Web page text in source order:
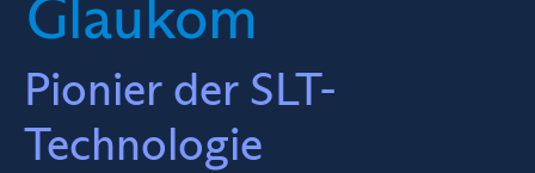
Glaukom
Pionier der SLT-
Technologie